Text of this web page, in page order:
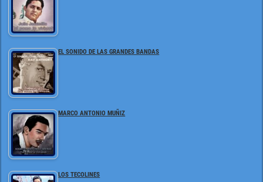
EL SONIDO DE LAS GRANDES BANDAS
MARCO ANTONIO MUÑIZ
LOS TECOLINES